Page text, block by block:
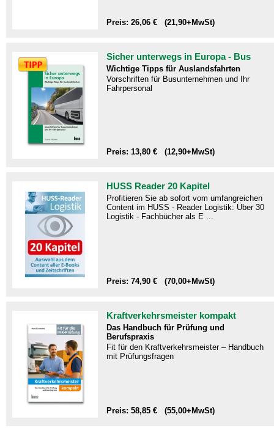
Preis: 26,06 € (21,90+MwSt)
Sicher unterwegs in Europa - Bus
Wichtige Tipps für Auslandsfahrten
Vorschriften für Busunternehmen und Ihr
Fahrpersonal
Preis: 13,80 € (12,90+MwSt)
HUSS Reader 20 Kapitel
Profitieren Sie ab sofort vom umfangreichen
Content im HUSS - Reader Logistik: Über 30
Logistik - Fachbücher als E ...
Preis: 74,90 € (70,00+MwSt)
Kraftverkehrsmeister kompakt
Das Handbuch für Prüfung und
Berufspraxis
Fit für den Kraftverkehrsmeister – Handbuch
mit Prüfungsfragen​
Preis: 58,85 € (55,00+MwSt)